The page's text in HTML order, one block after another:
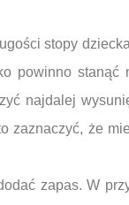
stopy
powinno stanąć
najdalej
zaznaczyć, że
zapas. W